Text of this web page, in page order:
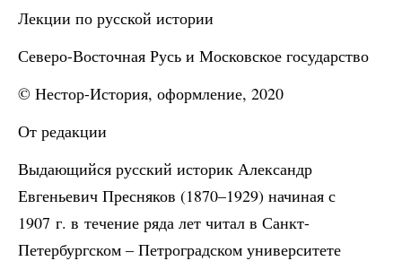
Лекции по русской истории
Северо-Восточная Русь и Московское государство
© Нестор-История, оформление, 2020
От редакции
Выдающийся русский историк Александр
Евгеньевич Пресняков (1870–1929) начиная с
1907 г. в течение ряда лет читал в Санкт-
Петербургском – Петроградском университете